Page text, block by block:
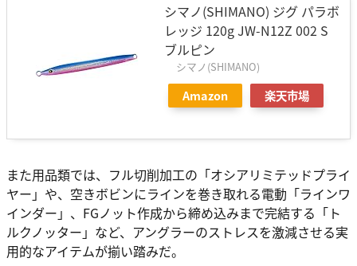
シマノ(SHIMANO) ジグ パラボ
レッジ 120g JW-N12Z 002 S
ブルピン
シマノ(SHIMANO)
Amazon 楽天市場
また用品類では、フル切削加工の「オシアリミテッドプライ
ヤー」や、空きボビンにラインを巻き取れる電動「ラインワ
インダー」、FGノット作成から締め込みまで完結する「ト
ルクノッター」など、アングラーのストレスを激減させる実
用的なアイテムが揃い踏みだ。